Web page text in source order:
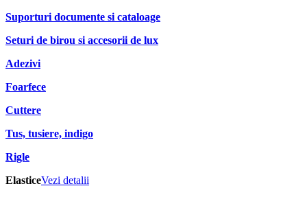
Suporturi documente si cataloage
Seturi de birou si accesorii de lux
Adezivi
Foarfece
Cuttere
Tus, tusiere, indigo
Rigle
ElasticeVezi detalii